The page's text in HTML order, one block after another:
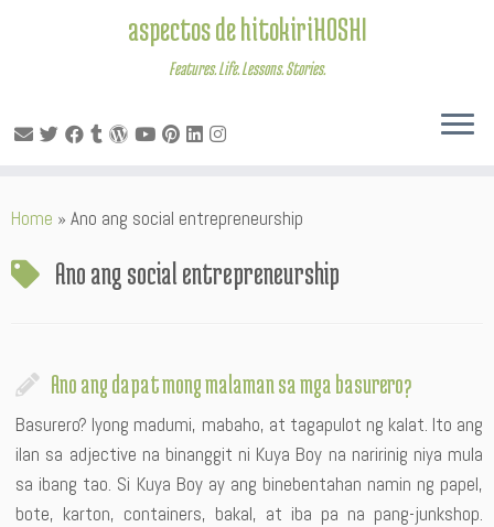
to
aspectos de hitokiriHOSHI
Features. Life. Lessons. Stories.
Home » Ano ang social entrepreneurship
Ano ang social entrepreneurship
Ano ang dapat mong malaman sa mga basurero?
Basurero? Iyong madumi, mabaho, at tagapulot ng kalat. Ito ang
ilan sa adjective na binanggit ni Kuya Boy na naririnig niya mula
sa ibang tao. Si Kuya Boy ay ang binebentahan namin ng papel,
bote, karton, containers, bakal, at iba pa na pang-junkshop.